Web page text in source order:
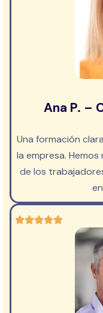
Ana P. –
Una formación
la empresa.
de los